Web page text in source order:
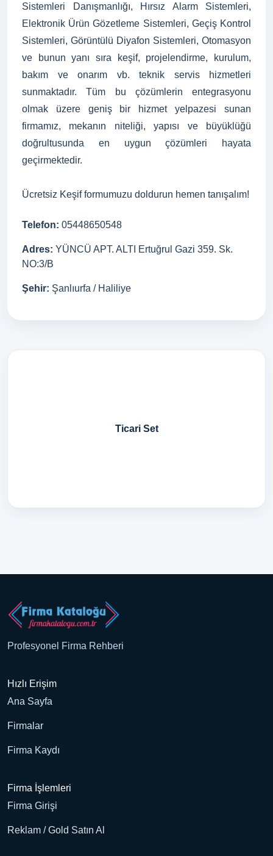
Sistemleri Danışmanlığı, Hırsız Alarm Sistemleri,
Elektronik Ürün Gözetleme Sistemleri, Geçiş Kontrol
Sistemleri, Görüntülü Diyafon Sistemleri, Otomasyon
ve bunun yanı sıra keşif, projelendirme, kurulum,
bakım ve onarım vb. teknik servis hizmetleri
sunmaktadır. Tüm bu çözümlerin entegrasyonu
olmak üzere geniş bir hizmet yelpazesi sunan
firmamız, mekanın niteliği, yapısı ve büyüklüğü
doğrultusunda en uygun çözümleri hayata
geçirmektedir.
Ücretsiz Keşif formumuzu doldurun hemen tanışalım!
Telefon: 05448650548
Adres: YÜNCÜ APT. ALTI Ertuğrul Gazi 359. Sk.
NO:3/B
Şehir: Şanlıurfa / Haliliye
Ticari Set
Profesyonel Firma Rehberi
Hızlı Erişim
Ana Sayfa
Firmalar
Firma Kaydı
Firma İşlemleri
Firma Girişi
Reklam / Gold Satın Al